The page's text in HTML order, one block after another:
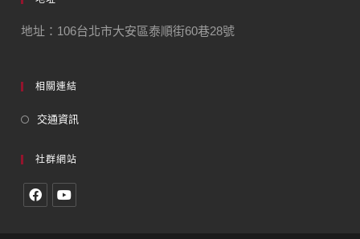
地址：106台北市大安區泰順街60巷28號
相關連結
交通資訊
社群網站